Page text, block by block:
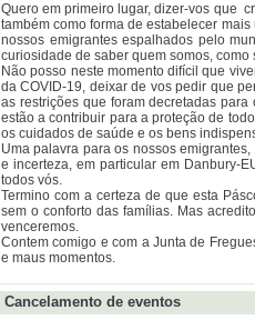
Quero em primeiro lugar, dizer-vos que
também como forma de estabelecer
nossos emigrantes espalhados pelo
curiosidade de saber quem somos,
Não posso neste momento difícil que
da COVID-19, deixar de vos pedir que
as restrições que foram decretadas
estão a contribuir para a proteção de
os cuidados de saúde e os bens
Uma palavra para os nossos
e incerteza, em particular em Danbury-
todos vós.
Termino com a certeza de que esta
sem o conforto das famílias. Mas
venceremos.
Contem comigo e com a Junta de
e maus momentos.
Cancelamento de eventos